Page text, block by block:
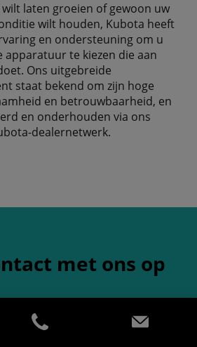
laten groeien of gewoon uw
wilt houden, Kubota heeft
en ondersteuning om u
apparatuur te kiezen die aan
Ons uitgebreide
staat bekend om zijn hoge
en betrouwbaarheid, en
en onderhouden via ons
dealernetwerk.
met ons op